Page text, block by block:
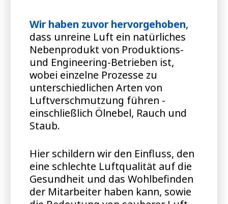
Wir haben zuvor hervorgehoben,
dass unreine Luft ein natürliches
Nebenprodukt von Produktions-
und Engineering-Betrieben ist,
wobei einzelne Prozesse zu
unterschiedlichen Arten von
Luftverschmutzung führen -
einschließlich Ölnebel, Rauch und
Staub.
Hier schildern wir den Einfluss, den
eine schlechte Luftqualität auf die
Gesundheit und das Wohlbefinden
der Mitarbeiter haben kann, sowie